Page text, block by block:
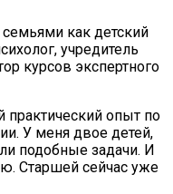
как детский
учредитель
курсов экспертного
практический опыт по
У меня двое детей,
подобные задачи. И
Старшей сейчас уже